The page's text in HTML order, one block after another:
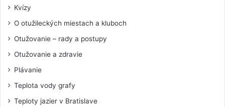
Kvízy
O otužileckých miestach a kluboch
Otužovanie – rady a postupy
Otužovanie a zdravie
Plávanie
Teplota vody grafy
Teploty jazier v Bratislave